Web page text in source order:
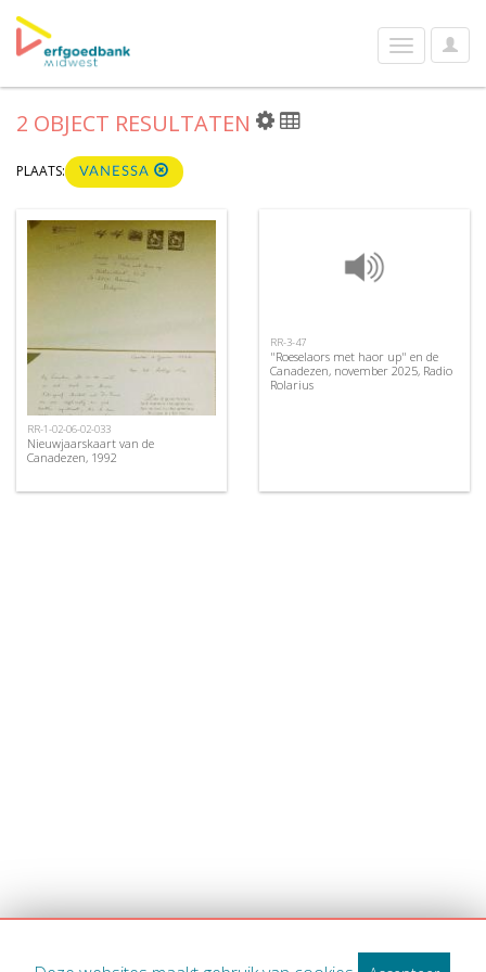
User
Toggle
navigation
2 OBJECT RESULTATEN
PLAATS: VANESSA
RR-1-02-06-02-033
Nieuwjaarskaart van de
Canadezen, 1992
RR-3-47
"Roeselaors met haor up" en de
Canadezen, november 2025, Radio
Rolarius